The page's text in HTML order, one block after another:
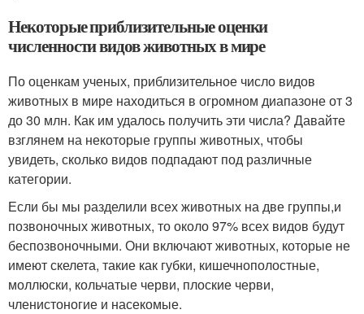
Некоторые приблизительные оценки
численности видов животных в мире
По оценкам ученых, приблизительное число видов
животных в мире находиться в огромном диапазоне от 3
до 30 млн. Как им удалось получить эти числа? Давайте
взглянем на некоторые группы животных, чтобы
увидеть, сколько видов подпадают под различные
категории.
Если бы мы разделили всех животных на две группы,и
позвоночных животных, то около 97% всех видов будут
беспозвоночными. Они включают животных, которые не
имеют скелета, такие как губки, кишечнополостные,
моллюски, кольчатые черви, плоские черви,
членистоногие и насекомые.